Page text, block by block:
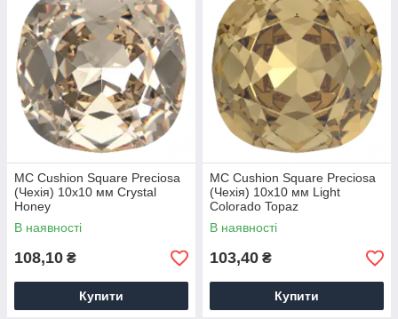
MC Cushion Square Preciosa
(Чехія) 10х10 мм Crystal
Honey
В наявності
108,10 ₴
Купити
MC Cushion Square Preciosa
(Чехія) 10х10 мм Light
Colorado Topaz
В наявності
103,40 ₴
Купити